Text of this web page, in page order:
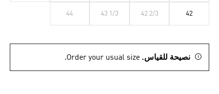
42
42 2/3
43 1/3
44
نصيحة للقياس. Order your usual size.